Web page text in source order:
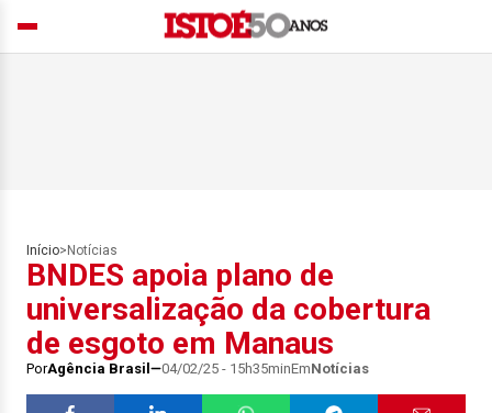
Início> Notícias
BNDES apoia plano de
universalização da cobertura
de esgoto em Manaus
PorAgência Brasil 04/02/25 - 15h35minEmNotícias